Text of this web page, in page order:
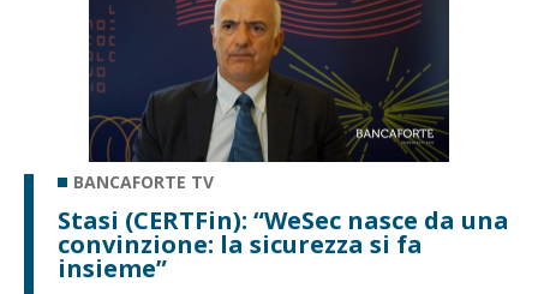
BANCAFORTE TV
Stasi (CERTFin): “WeSec nasce da una
convinzione: la sicurezza si fa
insieme”